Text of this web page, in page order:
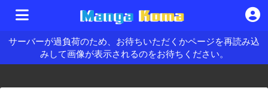
サーバーが過負荷のため、お待ちいただくかページを再読み込
みして画像が表示されるのをお待ちください。